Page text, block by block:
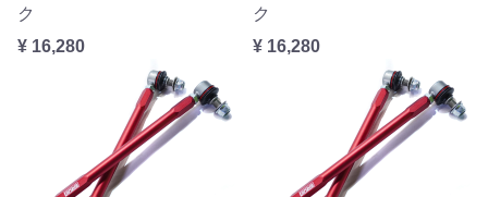
ク
¥ 16,280
ク
¥ 16,280